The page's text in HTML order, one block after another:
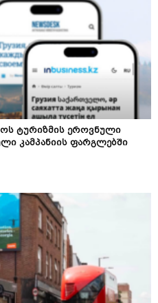
ტურიზმის ეროვნული
კამპანიის ფარგლებში